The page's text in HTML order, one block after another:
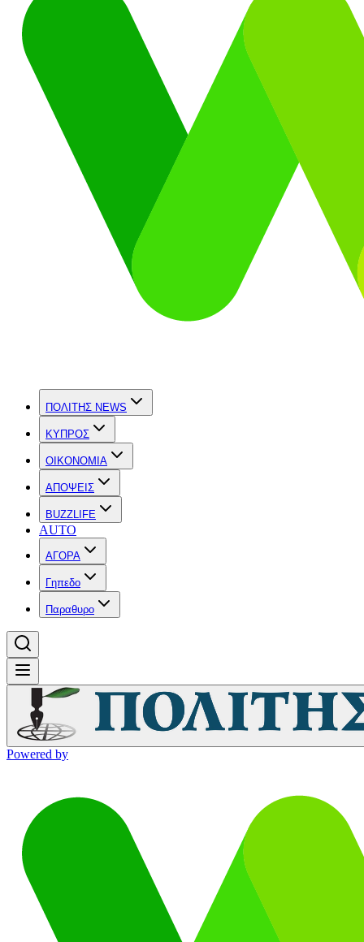
ΠΟΛΙΤΗΣ NEWS
ΚΥΠΡΟΣ
OIKONOMIA
ΑΠΟΨΕΙΣ
BUZZLIFE
AUTO
ΑΓΟΡΑ
Γηπεδο
Παραθυρο
Powered by